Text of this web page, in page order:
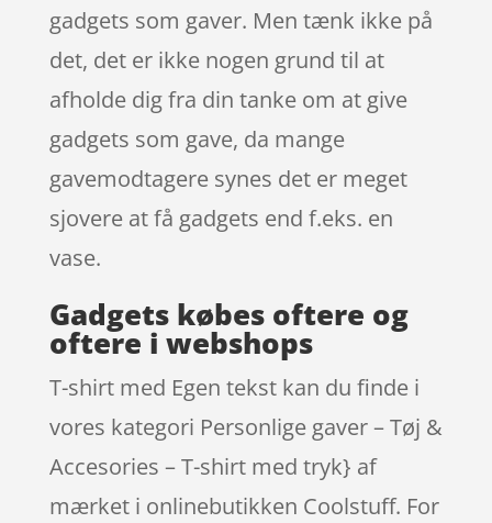
gadgets som gaver. Men tænk ikke på
det, det er ikke nogen grund til at
afholde dig fra din tanke om at give
gadgets som gave, da mange
gavemodtagere synes det er meget
sjovere at få gadgets end f.eks. en
vase.
Gadgets købes oftere og
oftere i webshops
T-shirt med Egen tekst kan du finde i
vores kategori Personlige gaver – Tøj &
Accesories – T-shirt med tryk} af
mærket i onlinebutikken Coolstuff. For